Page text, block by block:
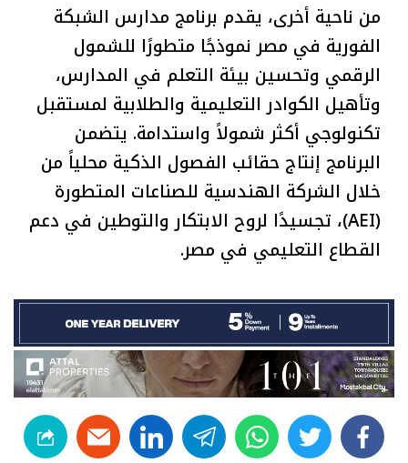
من ناحية أخرى، يقدم برنامج مدارس الشبكة
الفورية في مصر نموذجًا متطورًا للشمول
الرقمي وتحسين بيئة التعلم في المدارس،
وتأهيل الكوادر التعليمية والطلابية لمستقبل
تكنولوجي أكثر شمولاً واستدامة. يتضمن
البرنامج إنتاج حقائب الفصول الذكية محلياً من
خلال الشركة الهندسية للصناعات المتطورة
(AEI)، تجسيدًا لروح الابتكار والتوطين في دعم
القطاع التعليمي في مصر.
facebook
twitter
whats
telegram
linkedin